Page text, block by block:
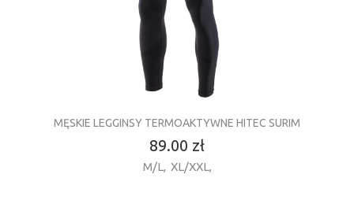
MĘSKIE LEGGINSY TERMOAKTYWNE HITEC SURIM
89.00 zł
M/L, XL/XXL,